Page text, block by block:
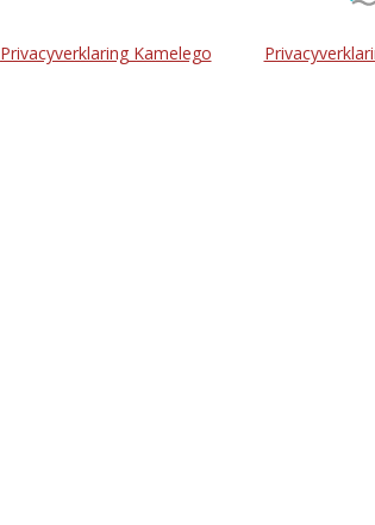
Privacyverklaring Kamelego